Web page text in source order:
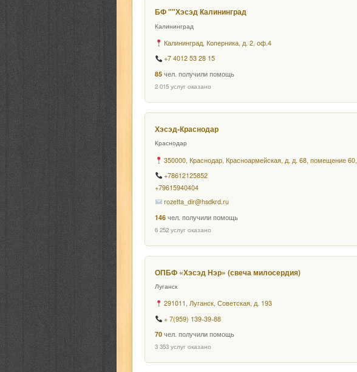
БФ ""Хэсэд Калининград
Калининград
Калининград, Коперника, д. 2, оф.4
+7 4012 53 28 15
85 чел. получили помощь
2 015 услуг оказано
Хэсэд-Краснодар
Краснодар
350000, Краснодар, Красноармейская, д. д. 68, помещение 60,
+78612125852
+79615940404
rozetta_dir@hsdkrd.ru
146 чел. получили помощь
6 252 услуг оказано
ОПБФ «Хэсэд Нэр» (свеча милосердия)
Луганск
291011, Луганск, Советская, д. 193
+ 7(959) 139-39-88
70 чел. получили помощь
3 353 услуг оказано